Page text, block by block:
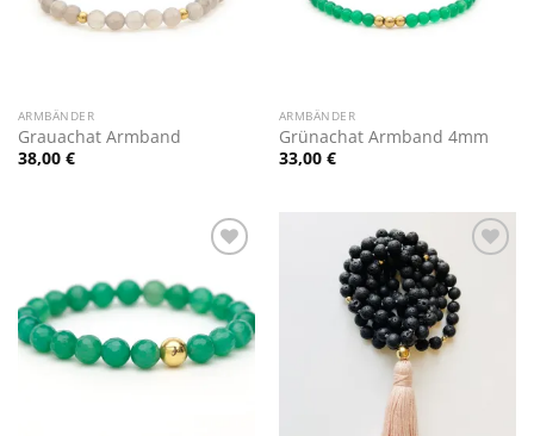
ARMBÄNDER
Grauachat Armband
38,00 €
ARMBÄNDER
Grünachat Armband 4mm
33,00 €
Wunschliste
hinzufügen
Zur
Wunschliste
hinzufügen